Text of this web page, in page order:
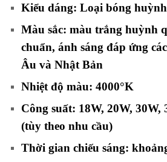
Kiểu dáng: Loại bóng
Màu sắc: màu trắng huỳnh
chuẩn, ánh sáng đáp ứng
Âu và Nhật Bản
Nhiệt độ màu: 4000°K
Công suất: 18W, 20W, 30W,
(tùy theo nhu cầu)
Thời gian chiếu sáng: